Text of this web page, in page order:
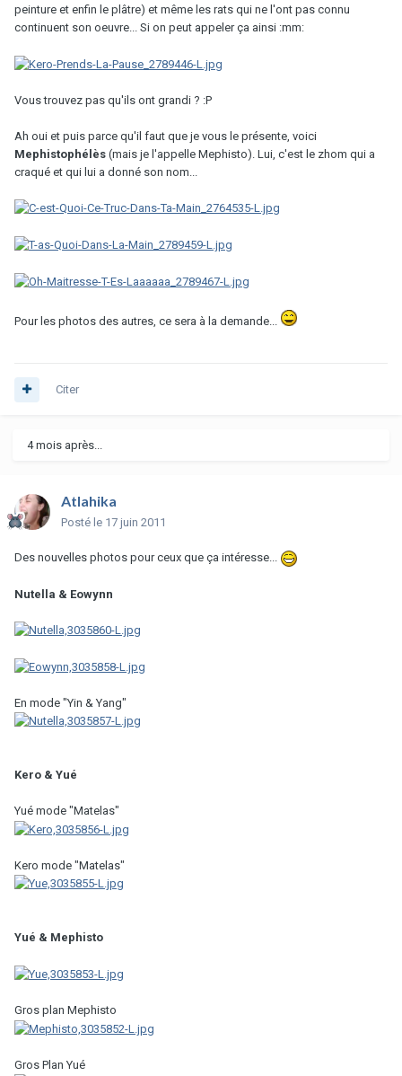
peinture et enfin le plâtre) et même les rats qui ne l'ont pas connu
continuent son oeuvre... Si on peut appeler ça ainsi :mm:
Vous trouvez pas qu'ils ont grandi ? :P
Ah oui et puis parce qu'il faut que je vous le présente, voici
Mephistophélès (mais je l'appelle Mephisto). Lui, c'est le zhom qui a
craqué et qui lui a donné son nom...
Pour les photos des autres, ce sera à la demande...
Citer
4 mois après...
Atlahika
Posté le 17 juin 2011
Des nouvelles photos pour ceux que ça intéresse...
Nutella & Eowynn
En mode "Yin & Yang"
Kero & Yué
Yué mode "Matelas"
Kero mode "Matelas"
Yué & Mephisto
Gros plan Mephisto
Gros Plan Yué